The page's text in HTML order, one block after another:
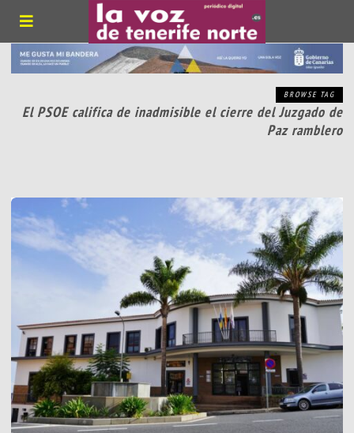
BROWSE TAG
El PSOE califica de inadmisible el cierre del Juzgado de
Paz ramblero